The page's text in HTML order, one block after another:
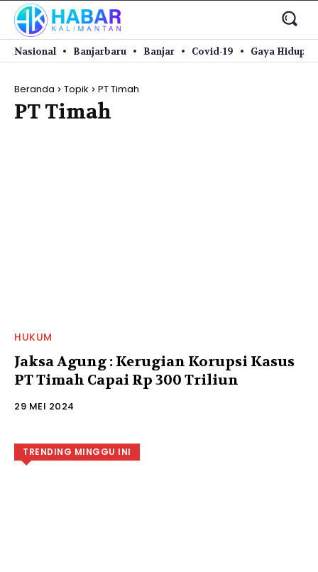
Nasional Banjarbaru Banjar Covid-19 Gaya Hidup
Beranda Topik PT Timah
PT Timah
HUKUM
Jaksa Agung : Kerugian Korupsi Kasus
PT Timah Capai Rp 300 Triliun
29 MEI 2024
TRENDING MINGGU INI